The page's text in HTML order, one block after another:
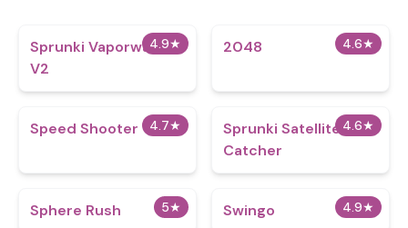
4.9★
Sprunki Vaporwave
V2
4.6★
2048
4.7★
Speed Shooter 4.6★
Sprunki Satellite
Catcher
5★
Sphere Rush 4.9★
Swingo